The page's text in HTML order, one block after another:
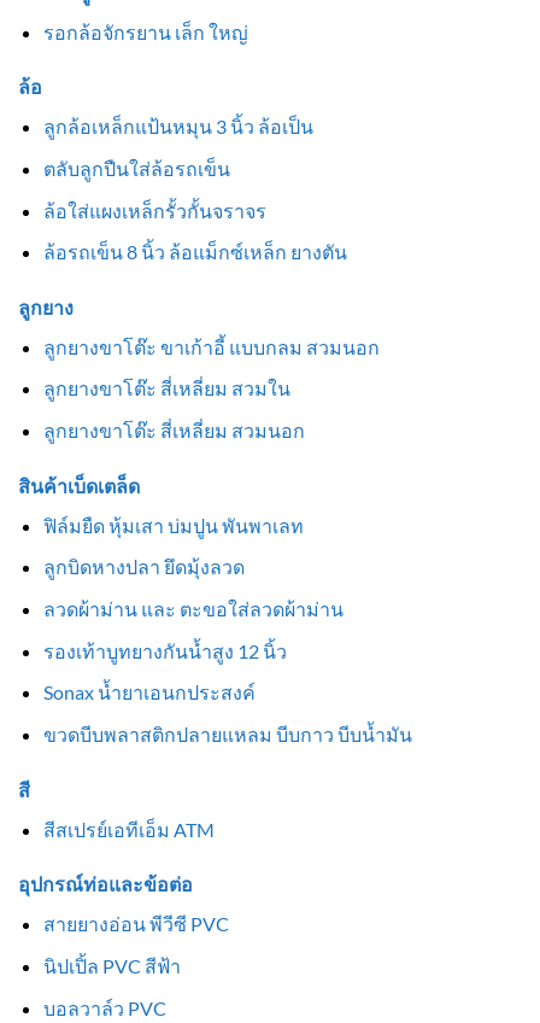
รอกล้อจักรยาน เล็ก ใหญ่
ล้อ
ลูกล้อเหล็กแป้นหมุน 3 นิ้ว ล้อเป็น
ตลับลูกปืนใส่ล้อรถเข็น
ล้อใส่แผงเหล็กรั้วกั้นจราจร
ล้อรถเข็น 8 นิ้ว ล้อแม็กซ์เหล็ก ยางตัน
ลูกยาง
ลูกยางขาโต๊ะ ขาเก้าอี้ แบบกลม สวมนอก
ลูกยางขาโต๊ะ สี่เหลี่ยม สวมใน
ลูกยางขาโต๊ะ สี่เหลี่ยม สวมนอก
สินค้าเบ็ดเตล็ด
ฟิล์มยืด หุ้มเสา บ่มปูน พันพาเลท
ลูกบิดหางปลา ยึดมุ้งลวด
ลวดผ้าม่าน และ ตะขอใส่ลวดผ้าม่าน
รองเท้าบูทยางกันน้ำสูง 12 นิ้ว
Sonax น้ำยาเอนกประสงค์
ขวดบีบพลาสติกปลายแหลม บีบกาว บีบน้ำมัน
สี
สีสเปรย์เอทีเอ็ม ATM
อุปกรณ์ท่อและข้อต่อ
สายยางอ่อน พีวีซี PVC
นิปเปิ้ล PVC สีฟ้า
บอลวาล์ว PVC